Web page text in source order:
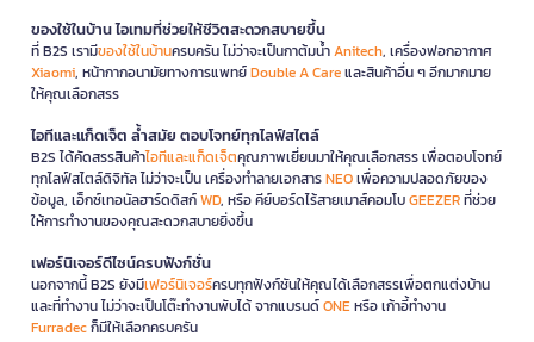
ของใช้ในบ้าน ไอเทมที่ช่วยให้ชีวิตสะดวกสบายขึ้น
ที่ B2S เรามีของใช้ในบ้านครบครัน ไม่ว่าจะเป็นกาต้มน้ำAnitech, เครื่องฟอกอากาศ
Xiaomi, หน้ากากอนามัยทางการแพทย์Double A Careและสินค้าอื่น ๆ อีกมากมาย
ให้คุณเลือกสรร
ไอทีและแก็ดเจ็ต ล้ำสมัย ตอบโจทย์ทุกไลฟ์สไตล์
B2S ได้คัดสรรสินค้าไอทีและแก็ดเจ็ตคุณภาพเยี่ยมมาให้คุณเลือกสรร เพื่อตอบโจทย์
ทุกไลฟ์สไตล์ดิจิทัล ไม่ว่าจะเป็น เครื่องทำลายเอกสารNEOเพื่อความปลอดภัยของ
ข้อมูล, เอ็กซ์เทอนัลฮาร์ดดิสก์WD, หรือ คีย์บอร์ดไร้สายเมาส์คอมโบGEEZERที่ช่วย
ให้การทำงานของคุณสะดวกสบายยิ่งขึ้น
เฟอร์นิเจอร์ดีไซน์ครบฟังก์ชั่น
นอกจากนี้ B2S ยังมีเฟอร์นิเจอร์ครบทุกฟังก์ชันให้คุณได้เลือกสรรเพื่อตกแต่งบ้าน
และที่ทำงาน ไม่ว่าจะเป็นโต๊ะทำงานพับได้ จากแบรนด์ONEหรือ เก้าอี้ทำงาน
Furradecก็มีให้เลือกครบครัน